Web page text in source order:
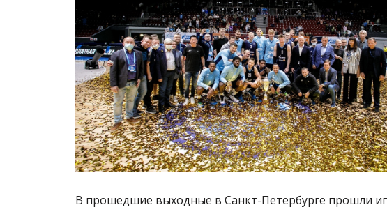
В прошедшие выходные в Санкт-Петербурге прошли